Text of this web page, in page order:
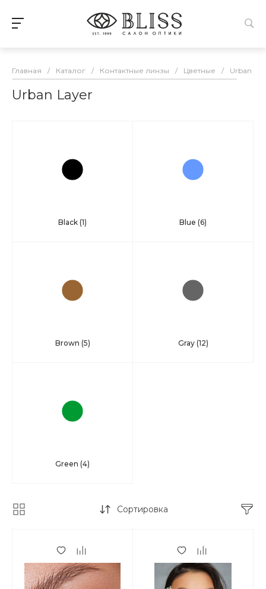
Главная / Каталог / Контактные линзы / Цветные / Urban
Urban Layer
Black (1) Blue (6)
Brown (5) Gray (12)
Green (4)
Сортировка